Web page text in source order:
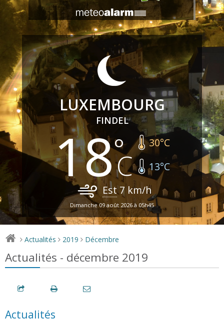
LUXEMBOURG
FINDEL
18 30°C
13°C
Est7 km/h
Dimanche 09 août 2026 à 05h45
> Actualités > 2019 > Décembre
Actualités - décembre 2019
Actualités